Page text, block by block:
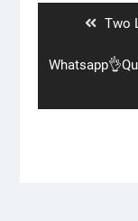
Two
Next